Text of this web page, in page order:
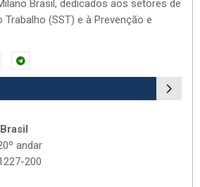
Brasil, dedicados aos setores de
Trabalho (SST) e à Prevenção e
andar
200